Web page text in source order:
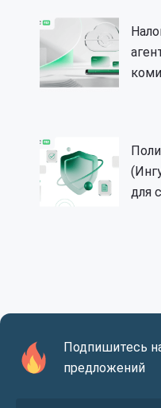
для
Подпишитесь
предложений